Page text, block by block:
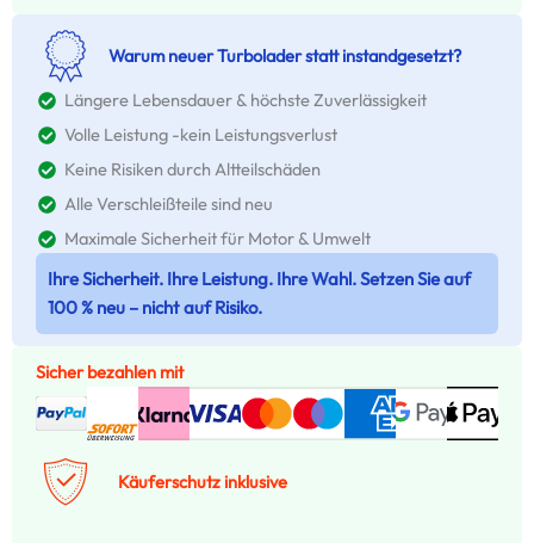
Warum neuer Turbolader statt instandgesetzt?
Längere Lebensdauer & höchste Zuverlässigkeit
Volle Leistung -kein Leistungsverlust
Keine Risiken durch Altteilschäden
Alle Verschleißteile sind neu
Maximale Sicherheit für Motor & Umwelt
Ihre Sicherheit. Ihre Leistung. Ihre Wahl. Setzen Sie auf
100 % neu – nicht auf Risiko.
Sicher bezahlen mit
Käuferschutz inklusive